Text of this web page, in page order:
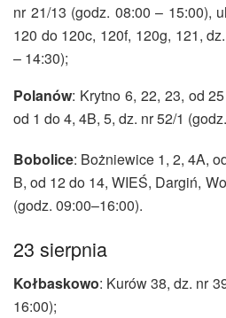
nr 21/13 (godz. 08:00 – 15:00),
120 do 120c, 120f, 120g, 121,
– 14:30);
Polanów: Krytno 6, 22, 23, od
od 1 do 4, 4B, 5, dz. nr 52/1
Bobolice: Bożniewice 1, 2, 4A,
B, od 12 do 14, WIEŚ, Dargiń,
(godz. 09:00–16:00).
23 sierpnia
Kołbaskowo: Kurów 38, dz. nr
16:00);